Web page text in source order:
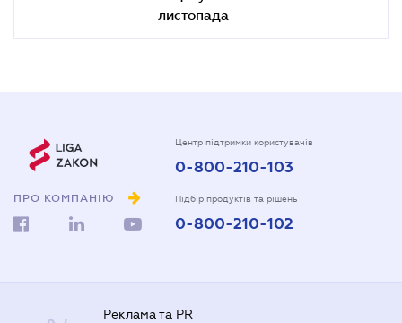
листопада
ПРО КОМПАНІЮ
Центр підтримки користувачів
0-800-210-103
Підбір продуктів та рішень
0-800-210-102
Реклама та PR